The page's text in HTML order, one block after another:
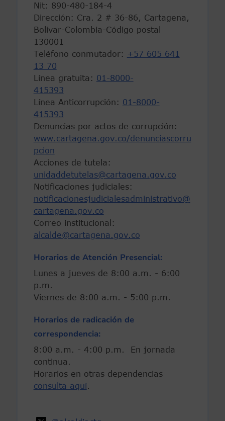
Nit: 890-480-184-4
Dirección: Cra. 2 # 36-86, Cartagena,
Bolívar-Colombia-Código postal
130001
Teléfono conmutador: +57 605 641
13 70
Línea gratuita: 01-8000-
415393
Línea Anticorrupción: 01-8000-
415393
Denuncias por actos de corrupción:
www.cartagena.gov.co/denunciascorru
pcion
Acciones de tutela:
unidaddetutelas@cartagena.gov.co
Notificaciones judiciales:
notificacionesjudicialesadministrativo@
cartagena.gov.co
Correo institucional:
alcalde@cartagena.gov.co
Horarios de Atención Presencial:
Lunes a jueves de 8:00 a.m. - 6:00
p.m.
Viernes de 8:00 a.m. - 5:00 p.m.
Horarios de radicación de
correspondencia:
8:00 a.m. - 4:00 p.m. En jornada
continua.
Horarios en otras dependencias
consulta aquí.